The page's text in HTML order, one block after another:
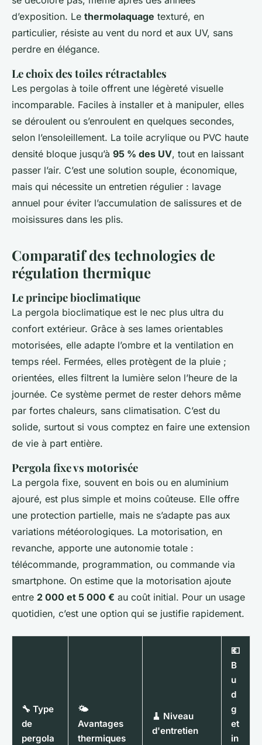
d’exposition. Le thermolaquage texturé, en
particulier, résiste au vent du nord et aux UV, sans
perdre en élégance.
Le choix des toiles rétractables
Les pergolas à toile offrent une légèreté visuelle
incomparable. Faciles à installer et à manipuler, elles
se déroulent ou s’enroulent en quelques secondes,
selon l’ensoleillement. La toile acrylique ou PVC haute
densité bloque jusqu’à 95 % des UV, tout en laissant
passer l’air. C’est une solution souple, économique,
mais qui nécessite un entretien régulier : lavage
annuel pour éviter l’accumulation de salissures et de
moisissures dans les plis.
Comparatif des technologies de
régulation thermique
Le principe bioclimatique
La pergola bioclimatique est le nec plus ultra du
confort extérieur. Grâce à ses lames orientables
motorisées, elle adapte l’ombre et la ventilation en
temps réel. Fermées, elles protègent de la pluie ;
orientées, elles filtrent la lumière selon l’heure de la
journée. Ce système permet de rester dehors même
par fortes chaleurs, sans climatisation. C’est du
solide, surtout si vous comptez en faire une extension
de vie à part entière.
Pergola fixe vs motorisée
La pergola fixe, souvent en bois ou en aluminium
ajouré, est plus simple et moins coûteuse. Elle offre
une protection partielle, mais ne s’adapte pas aux
variations météorologiques. La motorisation, en
revanche, apporte une autonomie totale :
télécommande, programmation, ou commande via
smartphone. On estime que la motorisation ajoute
entre 2 000 et 5 000 € au coût initial. Pour un usage
quotidien, c’est une option qui se justifie rapidement.
🔧 Type
de
pergola
🌤️
Avantages
thermiques
🧹 Niveau
d'entretien
💶
B
u
d
g
et
in